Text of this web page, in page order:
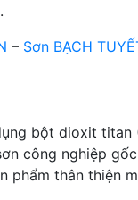
– Sơn BẠCH
bột dioxit titan
công nghiệp
phẩm thân thiện